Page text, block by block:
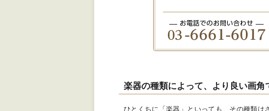
楽器の種類によって、より良い画角
ひとくちに「楽器」といっても、その種類は